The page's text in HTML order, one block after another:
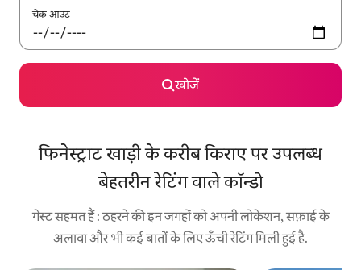
चेक आउट
खोजें
फिनेस्ट्राट खाड़ी के करीब किराए पर उपलब्ध
बेहतरीन रेटिंग वाले कॉन्डो
गेस्ट सहमत हैं : ठहरने की इन जगहों को अपनी लोकेशन, सफ़ाई के
अलावा और भी कई बातों के लिए ऊँची रेटिंग मिली हुई है.